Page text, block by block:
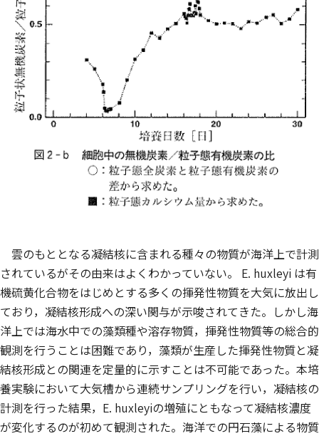
雲のもととなる凝結核に含まれる種々の物質が海洋上で計測
されているがその由来はよくわかっていない。 E. huxleyi は有
機硫黄化合物をはじめとする多くの揮発性物質を大気に放出し
ており，凝結核形成への深い関与が示唆されてきた。しかし海
洋上では海水中での藻類種や溶存物質，揮発性物質等の総合的
観測を行うことは困難であり，藻類が生産した揮発性物質と凝
結核形成との関連を定量的に示すことは不可能であった。本培
養実験において大気槽から連続サンプリングを行い，凝結核の
計測を行った結果， E. huxleyiの増殖にともなって凝結核濃度
が変化するのが初めて観測された。海洋での円石藻による物質